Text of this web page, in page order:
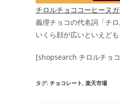
チロルチョココーヒーヌ
義理チョコの代名詞「チロ
いくら顔が広いといえど
[shopsearch チロルチョ
タグ: チョコレート 楽天市場